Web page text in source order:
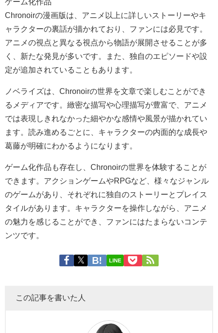
ゲーム化作品
Chronoirの漫画版は、アニメ以上に詳しいストーリーやキ
ャラクターの裏話が描かれており、ファンには必見です。
アニメの視点と異なる視点から物語が展開させることが多
く、新たな発見が多いです。また、独自のエピソードや設
定が追加されていることもあります。
ノベライズは、Chronoirの世界を文章で楽しむことができ
るメディアです。緻密な描写や心理描写が豊富で、アニメ
では表現しきれなかった細やかな感情や風景が描かれてい
ます。読み進めるごとに、キャラクターの内面的な成長や
葛藤が明確にわかるようになります。
ゲーム化作品も存在し、Chronoirの世界を体験することが
できます。アクションゲームやRPGなど、様々なジャンル
のゲームがあり、それぞれに独自のストーリーとプレイス
タイルがあります。キャラクターを操作しながら、アニメ
の魅力を感じることができ、ファンにはたまらないコンテ
ンツです。
LINE
この記事を書いた人